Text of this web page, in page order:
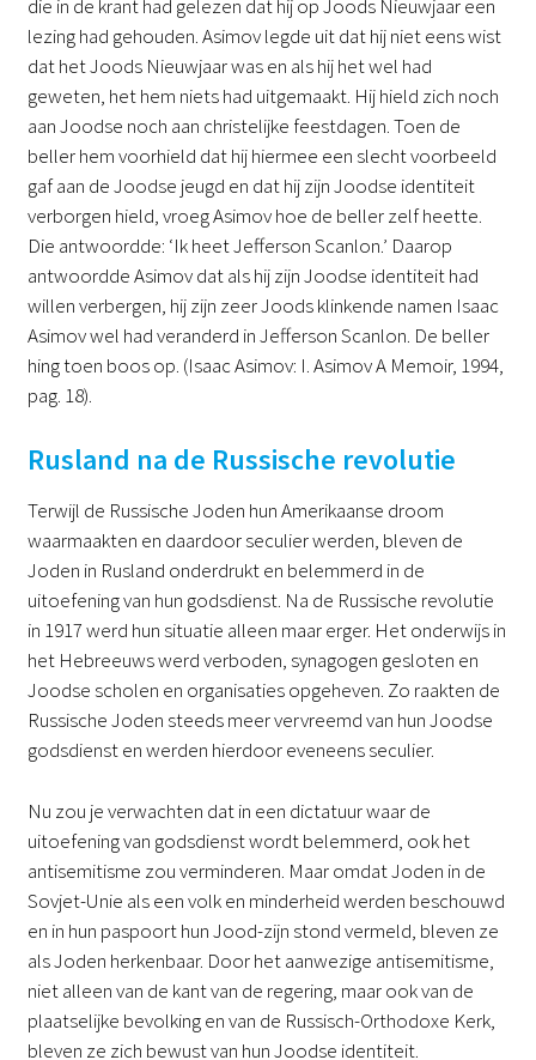
die in de krant had gelezen dat hij op Joods Nieuwjaar een
lezing had gehouden. Asimov legde uit dat hij niet eens wist
dat het Joods Nieuwjaar was en als hij het wel had
geweten, het hem niets had uitgemaakt. Hij hield zich noch
aan Joodse noch aan christelijke feestdagen. Toen de
beller hem voorhield dat hij hiermee een slecht voorbeeld
gaf aan de Joodse jeugd en dat hij zijn Joodse identiteit
verborgen hield, vroeg Asimov hoe de beller zelf heette.
Die antwoordde: ‘Ik heet Jefferson Scanlon.’ Daarop
antwoordde Asimov dat als hij zijn Joodse identiteit had
willen verbergen, hij zijn zeer Joods klinkende namen Isaac
Asimov wel had veranderd in Jefferson Scanlon. De beller
hing toen boos op. (Isaac Asimov: I. Asimov A Memoir, 1994,
pag. 18).
Rusland na de Russische revolutie
Terwijl de Russische Joden hun Amerikaanse droom
waarmaakten en daardoor seculier werden, bleven de
Joden in Rusland onderdrukt en belemmerd in de
uitoefening van hun godsdienst. Na de Russische revolutie
in 1917 werd hun situatie alleen maar erger. Het onderwijs in
het Hebreeuws werd verboden, synagogen gesloten en
Joodse scholen en organisaties opgeheven. Zo raakten de
Russische Joden steeds meer vervreemd van hun Joodse
godsdienst en werden hierdoor eveneens seculier.
Nu zou je verwachten dat in een dictatuur waar de
uitoefening van godsdienst wordt belemmerd, ook het
antisemitisme zou verminderen. Maar omdat Joden in de
Sovjet-Unie als een volk en minderheid werden beschouwd
en in hun paspoort hun Jood-zijn stond vermeld, bleven ze
als Joden herkenbaar. Door het aanwezige antisemitisme,
niet alleen van de kant van de regering, maar ook van de
plaatselijke bevolking en van de Russisch-Orthodoxe Kerk,
bleven ze zich bewust van hun Joodse identiteit.